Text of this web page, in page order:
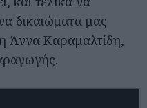
δικαιώματα μας
Άννα Καραμαλτίδη,